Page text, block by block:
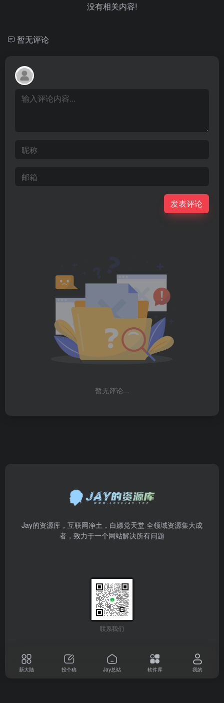
没有相关内容!
暂无评论
发表评论
暂无评论...
Jay的资源库，互联网净土，白嫖党天堂 全领域资源集大成
者，致力于一个网站解决所有问题
联系我们
新大陆 投个稿 Jay总站 软件库 我的